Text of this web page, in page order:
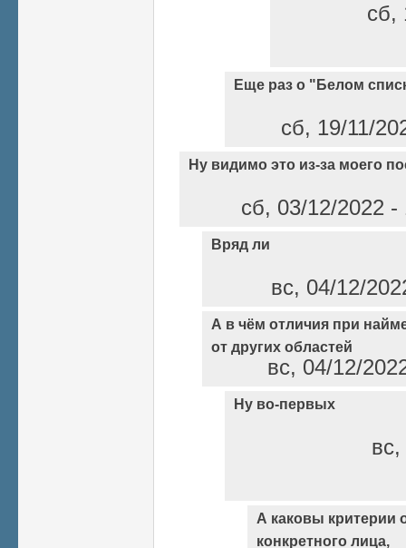
сб,
Еще раз о "Белом
сб, 19/11/
Ну видимо это из-за моего
сб, 03/12/2022
Вряд ли
вс, 04/12/
А в чём отличия при
от других областей
вс, 04/12/
Ну во-первых
А каковы критерии
конкретного лица,